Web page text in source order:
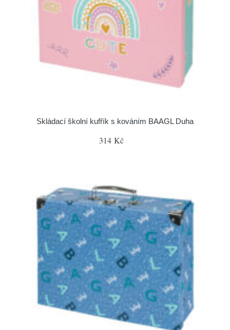
Skládací školní kufřík s kováním BAAGL Duha
314 Kč